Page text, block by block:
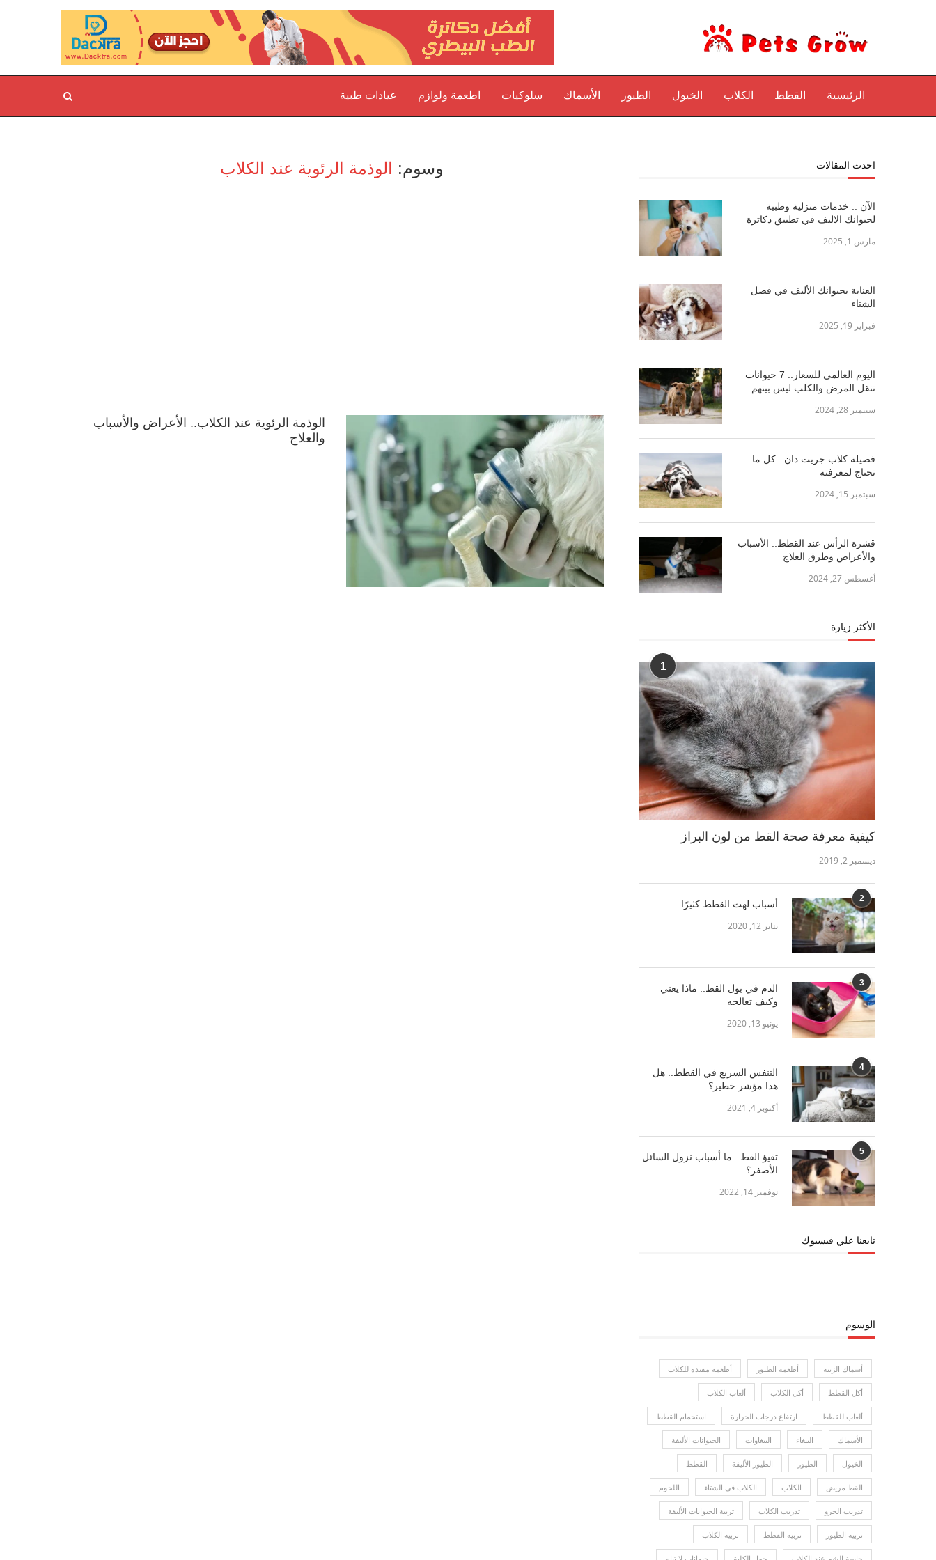
الرئيسية القطط الكلاب الخيول الطيور الأسماك سلوكيات اطعمة ولوازم عيادات طبية
وسوم: الوذمة الرئوية عند الكلاب
الوذمة الرئوية عند الكلاب.. الأعراض والأسباب
والعلاج
احدث المقالات
الآن .. خدمات منزلية وطبية
لحيوانك الاليف في تطبيق دكاترة
مارس 1, 2025
العناية بحيوانك الأليف في فصل
الشتاء
فبراير 19, 2025
اليوم العالمي للسعار.. 7 حيوانات
تنقل المرض والكلب ليس بينهم
سبتمبر 28, 2024
فصيلة كلاب جريت دان.. كل ما
تحتاج لمعرفته
سبتمبر 15, 2024
قشرة الرأس عند القطط.. الأسباب
والأعراض وطرق العلاج
أغسطس 27, 2024
الأكثر زيارة
1
كيفية معرفة صحة القط من لون البراز
ديسمبر 2, 2019
2 أسباب لهث القطط كثيرًا
يناير 12, 2020
3
الدم في بول القط.. ماذا يعني
وكيف تعالجه
يونيو 13, 2020
4
التنفس السريع في القطط.. هل
هذا مؤشر خطير؟
أكتوبر 4, 2021
5
تقيؤ القط.. ما أسباب نزول السائل
الأصفر؟
نوفمبر 14, 2022
تابعنا علي فيسبوك
الوسوم
أسماك الزينة أطعمة الطيور أطعمة مفيدة للكلاب
أكل القطط أكل الكلاب ألعاب الكلاب
ألعاب للقطط ارتفاع درجات الحرارة استحمام القطط
الأسماك الببغاء الببغاوات الحيوانات الأليفة
الخيول الطيور الطيور الأليفة القطط
القط مريض الكلاب الكلاب في الشتاء اللحوم
تدريب الجرو تدريب الكلاب تربية الحيوانات الأليفة
تربية الطيور تربية القطط تربية الكلاب